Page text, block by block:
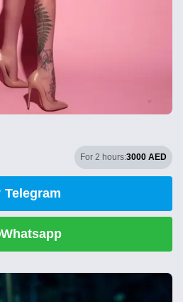
For 2 hours:3000 AED
Telegram
Whatsapp